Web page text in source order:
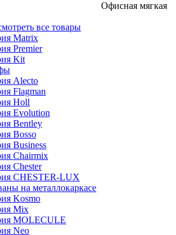
Офисная мягкая
все товары
Matrix
Premier
Kit
Alecto
Flagman
Holl
Evolution
Bentley
Bosso
Business
Chairmix
Chester
CHESTER-LUX
на металлокаркасе
Kosmo
Mix
MOLECULE
Neo